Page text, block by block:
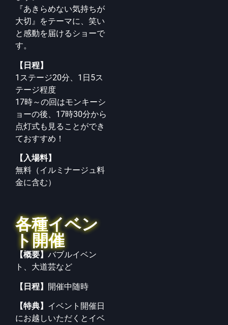
『あきらめない気持ちが
大切』をテーマに、笑い
と感動を届けるショーで
す。
【日程】
1ステージ20分、1日5ス
テージ程度
17時～の回はモンキーシ
ョーの後、 17時30分から
点灯式も見ることができ
ておすすめ！
【入場料】
無料（イルミナージュ料
金に含む）
各種イベン
ト開催
【概要】 バブルイベン
ト、大道芸など
【日程】 開催中随時
【特典】 イベント開催日
にお越しいただくとイベ